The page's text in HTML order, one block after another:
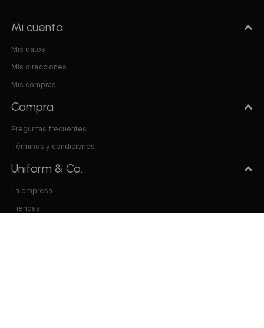
Mi cuenta
Mis datos
Mis direcciones
Mis compras
Compra
Preguntas frecuentes
Términos y condiciones
Uniform & Co.
La empresa
Tiendas